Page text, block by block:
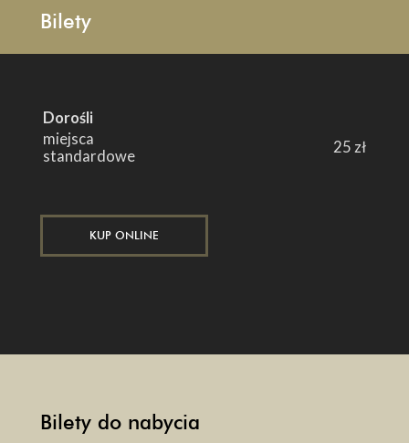
Bilety
Dorośli
miejsca
standardowe
25 zł
KUP ONLINE
Bilety do nabycia